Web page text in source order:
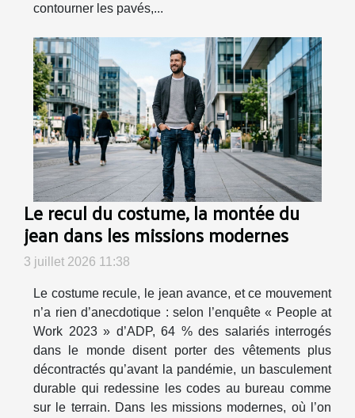
contourner les pavés,...
Le recul du costume, la montée du
jean dans les missions modernes
3 juillet 2026 11:38
Le costume recule, le jean avance, et ce mouvement
n’a rien d’anecdotique : selon l’enquête « People at
Work 2023 » d’ADP, 64 % des salariés interrogés
dans le monde disent porter des vêtements plus
décontractés qu’avant la pandémie, un basculement
durable qui redessine les codes au bureau comme
sur le terrain. Dans les missions modernes, où l’on